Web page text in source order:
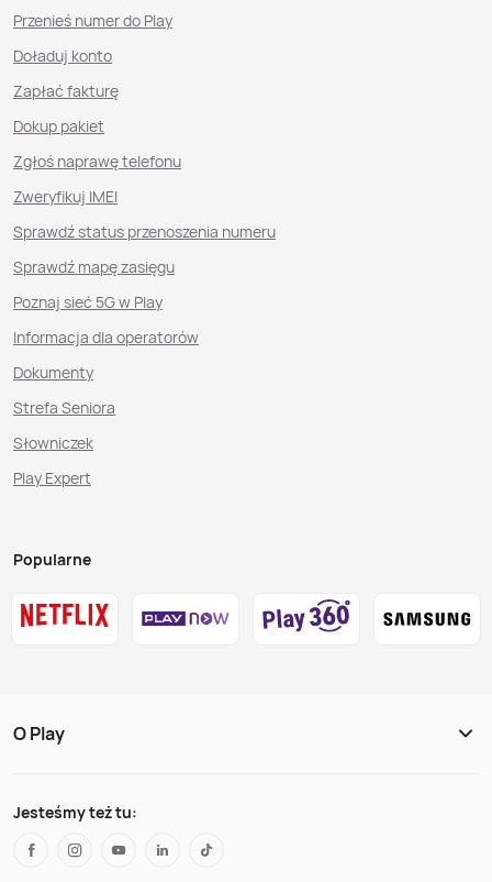
Przenieś numer do Play
Doładuj konto
Zapłać fakturę
Dokup pakiet
Zgłoś naprawę telefonu
Zweryfikuj IMEI
Sprawdź status przenoszenia numeru
Sprawdź mapę zasięgu
Poznaj sieć 5G w Play
Informacja dla operatorów
Dokumenty
Strefa Seniora
Słowniczek
Play Expert
Popularne
O Play
Jesteśmy też tu: